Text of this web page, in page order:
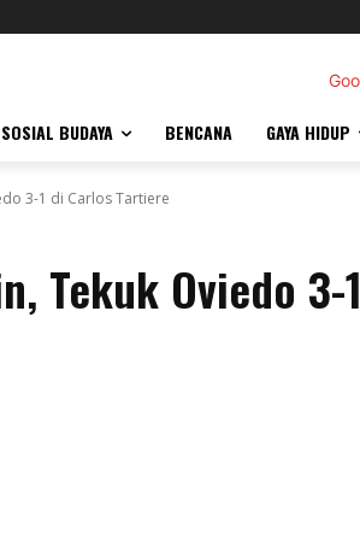
SOSIAL BUDAYA BENCANA GAYA HIDUP
3-1 di Carlos Tartiere
Tekuk Oviedo 3-1